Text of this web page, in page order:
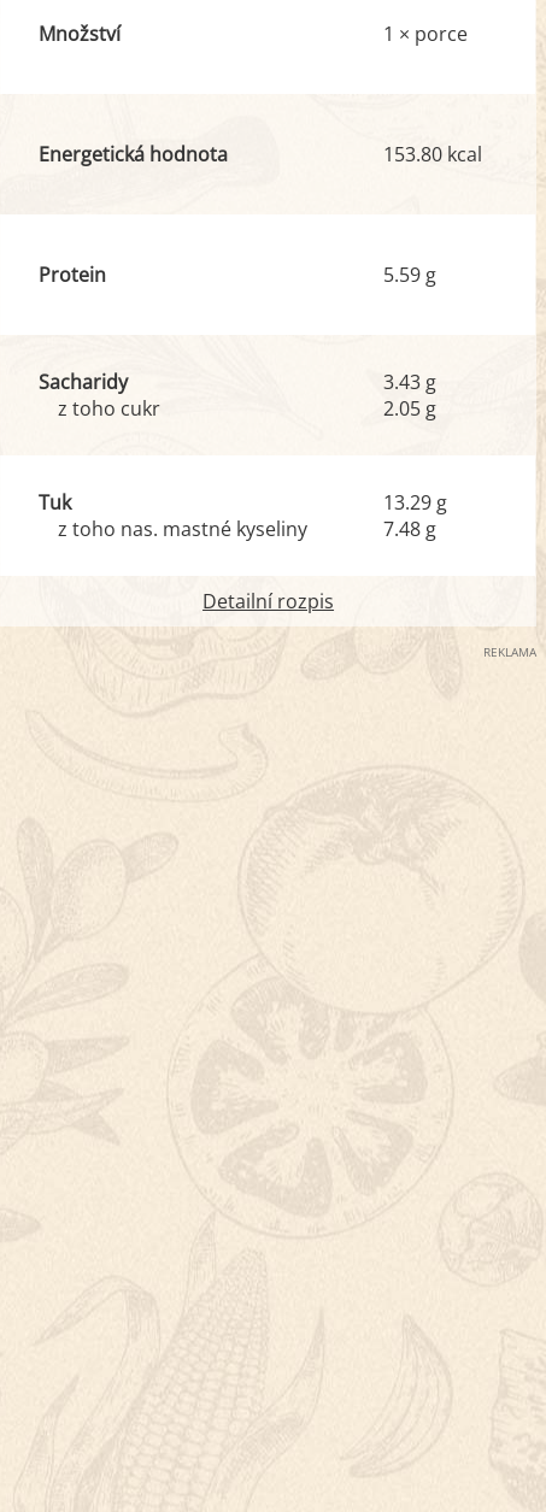
Množství 1 × porce
Energetická hodnota 153.80 kcal
Protein 5.59 g
Sacharidy
z toho cukr
3.43 g
2.05 g
Tuk
z toho nas. mastné kyseliny
13.29 g
7.48 g
Detailní rozpis
REKLAMA